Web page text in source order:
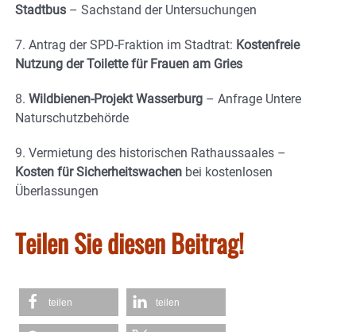
Stadtbus – Sachstand der Untersuchungen
7. Antrag der SPD-Fraktion im Stadtrat: Kostenfreie
Nutzung der Toilette für Frauen am Gries
8. Wildbienen-Projekt Wasserburg – Anfrage Untere
Naturschutzbehörde
9. Vermietung des historischen Rathaussaales –
Kosten für Sicherheitswachen bei kostenlosen
Überlassungen
Teilen Sie diesen Beitrag!
teilen teilen